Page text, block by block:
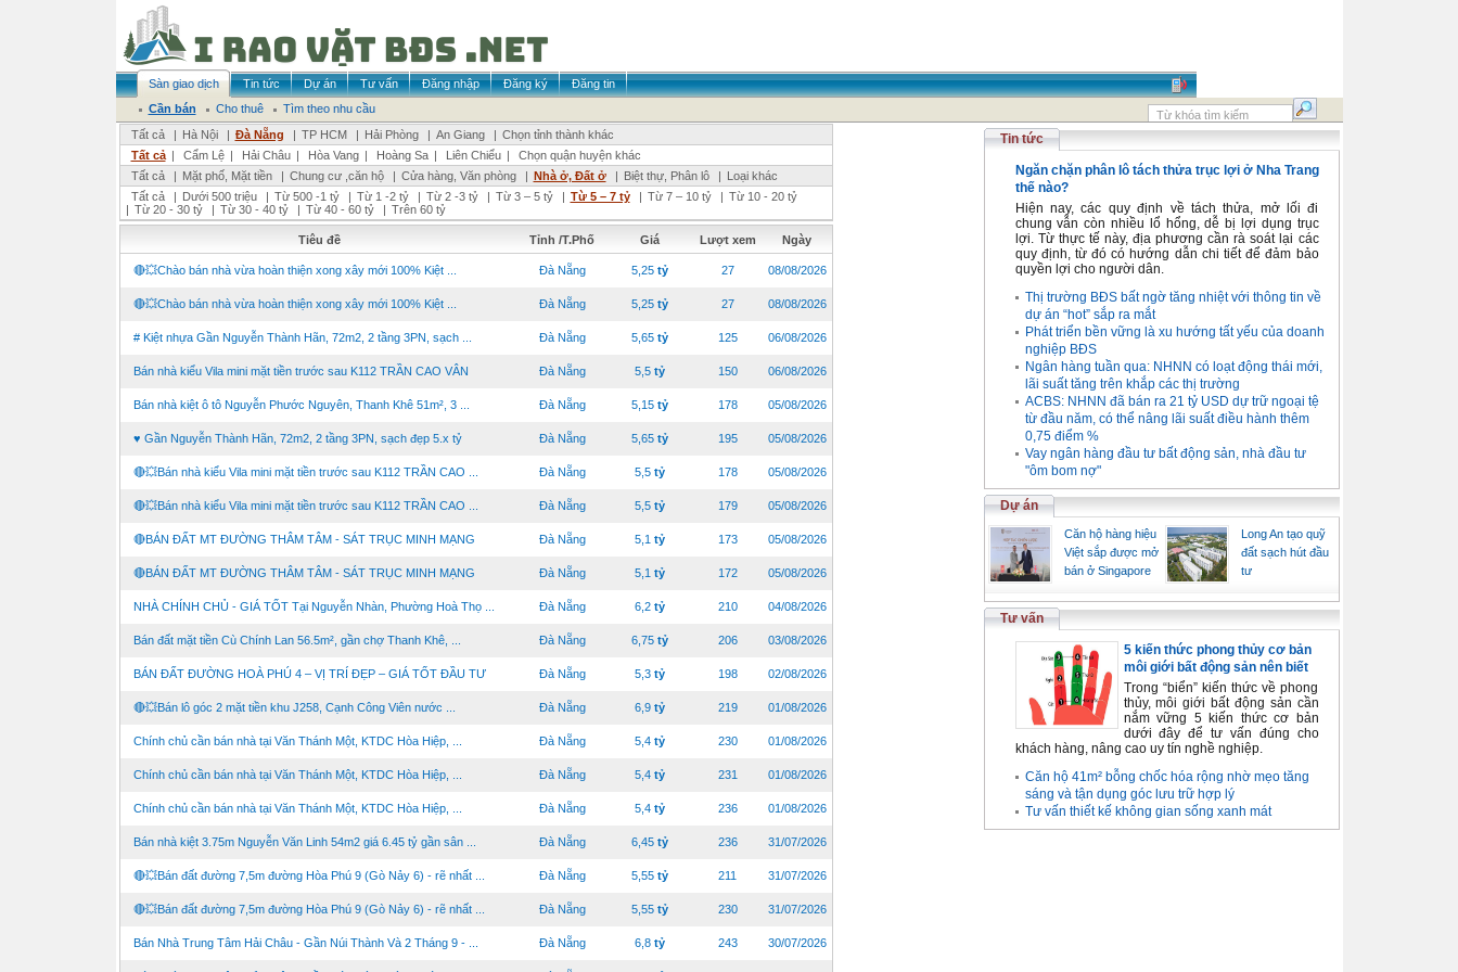
Sàn giao dịch Tin tức Dự án Tư vấn Đăng nhập Đăng ký
Đăng tin
Cần bán
Cho thuê
Tìm theo nhu cầu
Tất cả
| Hà Nội | Đà Nẵng | TP HCM | Hải Phòng | An Giang | Chọn tỉnh thành khác
Tất cả | Cẩm Lệ | Hải Châu | Hòa Vang | Hoàng Sa | Liên Chiểu |
Chọn quận huyện khác
Tất cả
| Mặt phố, Mặt tiền | Chung cư ,căn hộ | Cửa hàng, Văn phòng | Nhà ở, Đất ở | Biệt thự, Phân lô | Loại khác
Tất cả
| Dưới 500 triệu | Từ 500 -1 tỷ | Từ 1 -2 tỷ | Từ 2 -3 tỷ | Từ 3 – 5 tỷ | Từ 5 – 7 tỷ | Từ 7 – 10 tỷ | Từ 10 - 20 tỷ
| Từ 20 - 30 tỷ | Từ 30 - 40 tỷ | Từ 40 - 60 tỷ | Trên 60 tỷ
Tiêu đề Tỉnh /T.Phố Giá Lượt xem Ngày
🔴💥Chào bán nhà vừa hoàn thiện xong xây mới 100% Kiệt ... Đà Nẵng 5,25 tỷ 27 08/08/2026
🔴💥Chào bán nhà vừa hoàn thiện xong xây mới 100% Kiệt ... Đà Nẵng 5,25 tỷ 27 08/08/2026
# Kiệt nhựa Gần Nguyễn Thành Hãn, 72m2, 2 tầng 3PN, sạch ... Đà Nẵng 5,65 tỷ 125 06/08/2026
Bán nhà kiểu Vila mini mặt tiền trước sau K112 TRẦN CAO VÂN Đà Nẵng 5,5 tỷ 150 06/08/2026
Bán nhà kiệt ô tô Nguyễn Phước Nguyên, Thanh Khê 51m², 3 ... Đà Nẵng 5,15 tỷ 178 05/08/2026
♥ Gần Nguyễn Thành Hãn, 72m2, 2 tầng 3PN, sạch đẹp 5.x tỷ Đà Nẵng 5,65 tỷ 195 05/08/2026
🔴💥Bán nhà kiểu Vila mini mặt tiền trước sau K112 TRẦN CAO ... Đà Nẵng 5,5 tỷ 178 05/08/2026
🔴💥Bán nhà kiểu Vila mini mặt tiền trước sau K112 TRẦN CAO ... Đà Nẵng 5,5 tỷ 179 05/08/2026
🔴BÁN ĐẤT MT ĐƯỜNG THÂM TÂM - SÁT TRỤC MINH MẠNG Đà Nẵng 5,1 tỷ 173 05/08/2026
🔴BÁN ĐẤT MT ĐƯỜNG THÂM TÂM - SÁT TRỤC MINH MẠNG Đà Nẵng 5,1 tỷ 172 05/08/2026
NHÀ CHÍNH CHỦ - GIÁ TỐT Tại Nguyễn Nhàn, Phường Hoà Thọ ... Đà Nẵng 6,2 tỷ 210 04/08/2026
Bán đất mặt tiền Cù Chính Lan 56.5m², gần chợ Thanh Khê, ... Đà Nẵng 6,75 tỷ 206 03/08/2026
BÁN ĐẤT ĐƯỜNG HOÀ PHÚ 4 – VỊ TRÍ ĐẸP – GIÁ TỐT ĐẦU TƯ Đà Nẵng 5,3 tỷ 198 02/08/2026
🔴💥Bán lô góc 2 mặt tiền khu J258, Cạnh Công Viên nước ... Đà Nẵng 6,9 tỷ 219 01/08/2026
Chính chủ cần bán nhà tại Văn Thánh Một, KTDC Hòa Hiệp, ... Đà Nẵng 5,4 tỷ 230 01/08/2026
Chính chủ cần bán nhà tại Văn Thánh Một, KTDC Hòa Hiệp, ... Đà Nẵng 5,4 tỷ 231 01/08/2026
Chính chủ cần bán nhà tại Văn Thánh Một, KTDC Hòa Hiệp, ... Đà Nẵng 5,4 tỷ 236 01/08/2026
Bán nhà kiệt 3.75m Nguyễn Văn Linh 54m2 giá 6.45 tỷ gần sân ... Đà Nẵng 6,45 tỷ 236 31/07/2026
🔴💥Bán đất đường 7,5m đường Hòa Phú 9 (Gò Nảy 6) - rẽ nhất ... Đà Nẵng 5,55 tỷ 211 31/07/2026
🔴💥Bán đất đường 7,5m đường Hòa Phú 9 (Gò Nảy 6) - rẽ nhất ... Đà Nẵng 5,55 tỷ 230 31/07/2026
Bán Nhà Trung Tâm Hải Châu - Gần Núi Thành Và 2 Tháng 9 - ... Đà Nẵng 6,8 tỷ 243 30/07/2026
Tin tức
Ngăn chặn phân lô tách thửa trục lợi ở Nha Trang
thế nào?
Hiện nay, các quy định về tách thửa, mở lối đi
chung vẫn còn nhiều lổ hổng, dễ bị lợi dụng trục
lợi. Từ thực tế này, địa phương cần rà soát lại các
quy định, từ đó có hướng dẫn chi tiết để đảm bảo
quyền lợi cho người dân.
Thị trường BĐS bất ngờ tăng nhiệt với thông tin về
dự án “hot” sắp ra mắt
Phát triển bền vững là xu hướng tất yếu của doanh
nghiệp BĐS
Ngân hàng tuần qua: NHNN có loạt động thái mới,
lãi suất tăng trên khắp các thị trường
ACBS: NHNN đã bán ra 21 tỷ USD dự trữ ngoại tệ
từ đầu năm, có thể nâng lãi suất điều hành thêm
0,75 điểm %
Vay ngân hàng đầu tư bất động sản, nhà đầu tư
"ôm bom nợ"
Dự án
Căn hộ hàng hiệu
Việt sắp được mở
bán ở Singapore
Long An tạo quỹ
đất sạch hút đầu
tư
Tư vấn
5 kiến thức phong thủy cơ bản
môi giới bất động sản nên biết
Trong “biển” kiến thức về phong
thủy, môi giới bất động sản cần
nắm vững 5 kiến thức cơ bản
dưới đây để tư vấn đúng cho
khách hàng, nâng cao uy tín nghề nghiệp.
Căn hộ 41m² bỗng chốc hóa rộng nhờ mẹo tăng
sáng và tận dụng góc lưu trữ hợp lý
Tư vấn thiết kế không gian sống xanh mát